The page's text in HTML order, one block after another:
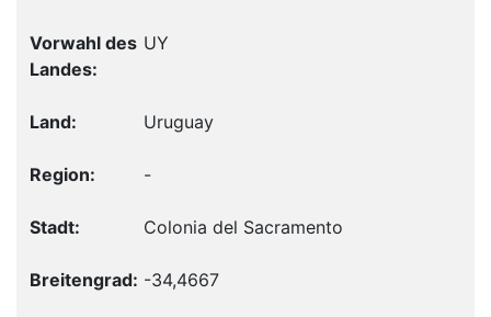
UY
Uruguay
-
Colonia del Sacramento
-34,4667